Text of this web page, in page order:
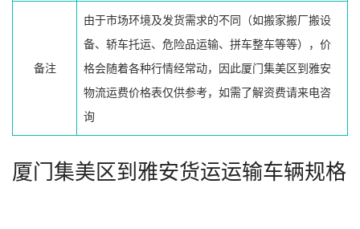
备注
由于市场环境及发货需求的不同（如搬家搬厂搬设
备、轿车托运、危险品运输、拼车整车等等），价
格会随着各种行情经常动，因此厦门集美区到雅安
物流运费价格表仅供参考，如需了解资费请来电咨
询
厦门集美区到雅安货运运输车辆规格